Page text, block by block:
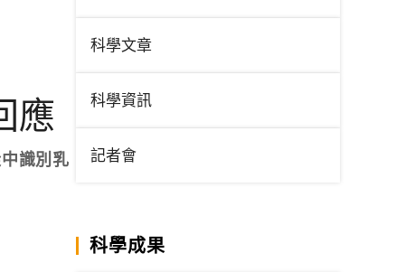
應
識別乳
科學文章
科學資訊
記者會
科學成果